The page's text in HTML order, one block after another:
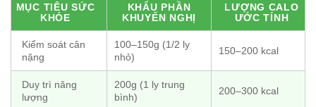
MỤC TIÊU SỨC
KHỎE
KHẨU PHẦN
KHUYẾN NGHỊ
LƯỢNG CALO
ƯỚC TÍNH
Kiểm soát cân
nặng
100–150g (1/2 ly
nhỏ)
150–200 kcal
Duy trì năng
lượng
200g (1 ly trung
bình)
200–300 kcal